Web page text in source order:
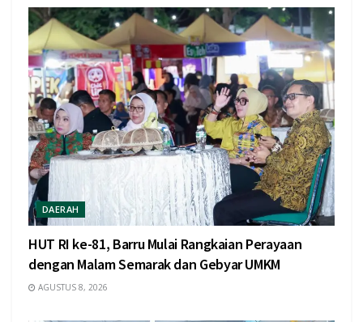
DAERAH
HUT RI ke-81, Barru Mulai Rangkaian Perayaan
dengan Malam Semarak dan Gebyar UMKM
AGUSTUS 8, 2026